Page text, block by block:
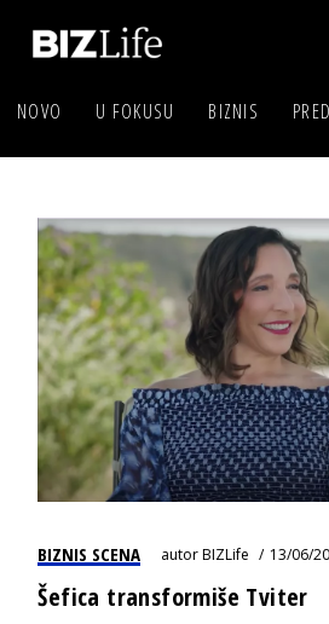
NOVO U FOKUSU BIZNIS
BIZNIS SCENA autorBIZLife 13/06/
Šefica transformiše Tviter